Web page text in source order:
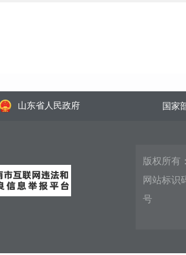
山东省人民政府 国家
版权所有
网站标识
号